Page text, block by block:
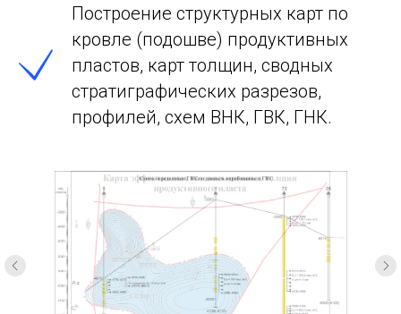
Построение структурных карт по
кровле (подошве) продуктивных
пластов, карт толщин, сводных
стратиграфических разрезов,
профилей, схем ВНК, ГВК, ГНК.